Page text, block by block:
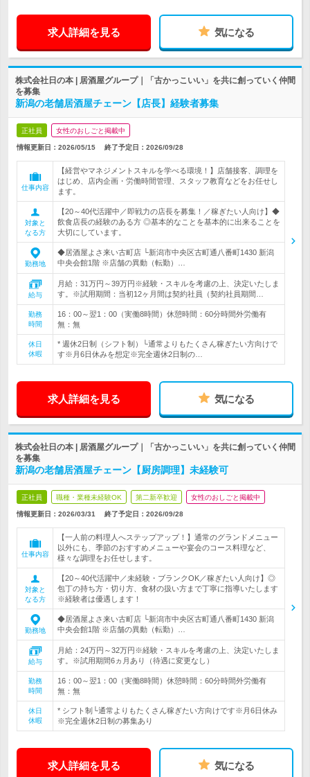
求人詳細を見る 気になる
株式会社日の本 | 居酒屋グループ｜「古かっこいい」を共に創っていく仲間
を募集
新潟の老舗居酒屋チェーン【店長】経験者募集
正社員 女性のおしごと掲載中
情報更新日：2026/05/15 終了予定日： 2026/09/28
仕事内容
【経営やマネジメントスキルを学べる環境！】店舗接客、調理を
はじめ、店内企画・労働時間管理、スタッフ教育などをお任せし
ます。
対象と
なる方
【20～40代活躍中／即戦力の店長を募集！／稼ぎたい人向け】◆
飲食店長の経験のある方 ◎基本的なことを基本的に出来ることを
大切にしています。
勤務地
◆居酒屋よさ来い古町店 └新潟市中央区古町通八番町1430 新潟
中央会館1階 ※店舗の異動（転勤）…
給与
月給：31万円～39万円※経験・スキルを考慮の上、決定いたしま
す。※試用期間：当初12ヶ月間は契約社員（契約社員期間…
勤務
時間
16：00～翌1：00（実働8時間）休憩時間：60分時間外労働有
無：無
休日
休暇
* 週休2日制（シフト制）└通常よりもたくさん稼ぎたい方向けで
す※月6日休みを想定※完全週休2日制の…
求人詳細を見る 気になる
株式会社日の本 | 居酒屋グループ｜「古かっこいい」を共に創っていく仲間
を募集
新潟の老舗居酒屋チェーン【厨房調理】未経験可
正社員 職種・業種未経験OK 第二新卒歓迎 女性のおしごと掲載中
情報更新日：2026/03/31 終了予定日： 2026/09/28
仕事内容
【一人前の料理人へステップアップ！】通常のグランドメニュー
以外にも、季節のおすすめメニューや宴会のコース料理など、
様々な調理をお任せします。
対象と
なる方
【20～40代活躍中／未経験・ブランクOK／稼ぎたい人向け】◎
包丁の持ち方・切り方、食材の扱い方まで丁寧に指導いたします
※経験者は優遇します！
勤務地
◆居酒屋よさ来い古町店 └新潟市中央区古町通八番町1430 新潟
中央会館1階 ※店舗の異動（転勤）…
給与
月給：24万円～32万円※経験・スキルを考慮の上、決定いたしま
す。※試用期間6ヵ月あり（待遇に変更なし）
勤務
時間
16：00～翌1：00（実働8時間）休憩時間：60分時間外労働有
無：無
休日
休暇
* シフト制└通常よりもたくさん稼ぎたい方向けです※月6日休み
※完全週休2日制の募集あり
求人詳細を見る 気になる